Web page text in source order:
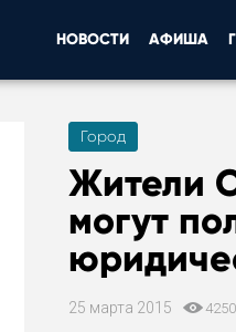
НОВОСТИ АФИША
Город
Жители
могут
25 марта 2015 4250